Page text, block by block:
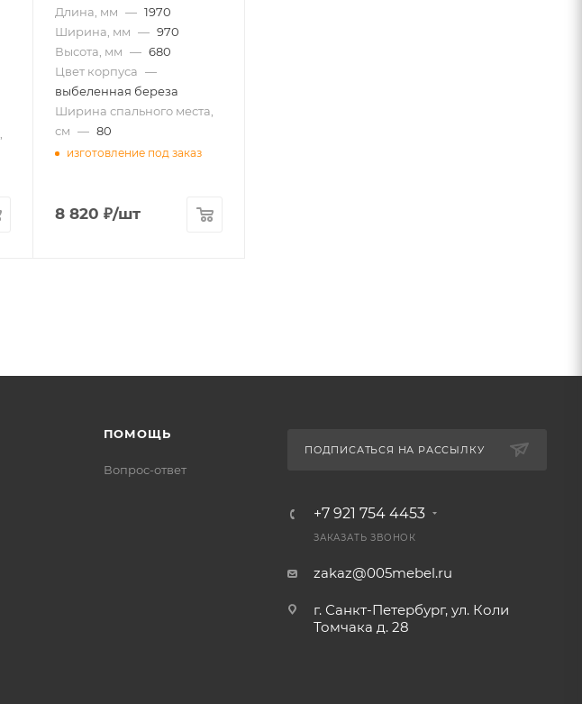
Длина, мм — 1970
Ширина, мм — 970
Высота, мм — 680
Цвет корпуса —
выбеленная береза
Ширина спального места,
см — 80
изготовление под заказ
8 820 ₽/шт
ПОМОЩЬ
Вопрос-ответ
ПОДПИСАТЬСЯ НА РАССЫЛКУ
+7 921 754 4453
ЗАКАЗАТЬ ЗВОНОК
zakaz@005mebel.ru
г. Санкт-Петербург, ул. Коли
Томчака д. 28